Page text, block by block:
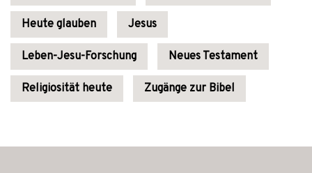
Heute glauben Jesus
Leben-Jesu-Forschung Neues Testament
Religiosität heute Zugänge zur Bibel